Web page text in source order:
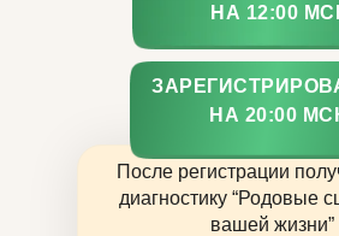
После регистрации
диагностику “Родовые
вашей жизни”
НА 12:00
НА 20:00